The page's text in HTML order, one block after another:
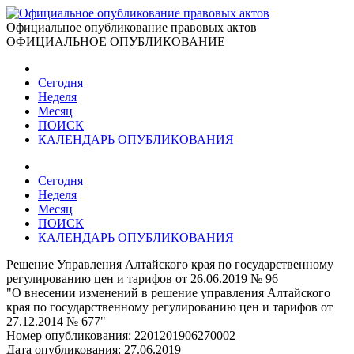
Официальное опубликование правовых актов
ОФИЦИАЛЬНОЕ ОПУБЛИКОВАНИЕ
Сегодня
Неделя
Месяц
ПОИСК
КАЛЕНДАРЬ ОПУБЛИКОВАНИЯ
Сегодня
Неделя
Месяц
ПОИСК
КАЛЕНДАРЬ ОПУБЛИКОВАНИЯ
Решение Управления Алтайского края по государственному
регулированию цен и тарифов от 26.06.2019 № 96
"О внесении изменений в решение управления Алтайского
края по государственному регулированию цен и тарифов от
27.12.2014 № 677"
Номер опубликования: 2201201906270002
Дата опубликования: 27.06.2019